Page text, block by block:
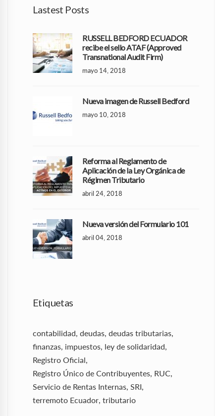
Lastest Posts
RUSSELL BEDFORD ECUADOR
recibe el sello ATAF (Approved
Transnational Audit Firm)
mayo 14, 2018
Nueva imagen de Russell Bedford
mayo 10, 2018
Reforma al Reglamento de
Aplicación de la Ley Orgánica de
Régimen Tributario
abril 24, 2018
Nueva versión del Formulario 101
abril 04, 2018
Etiquetas
contabilidad, deudas, deudas tributarias,
finanzas, impuestos, ley de solidaridad,
Registro Oficial,
Registro Único de Contribuyentes, RUC,
Servicio de Rentas Internas, SRI,
terremoto Ecuador, tributario